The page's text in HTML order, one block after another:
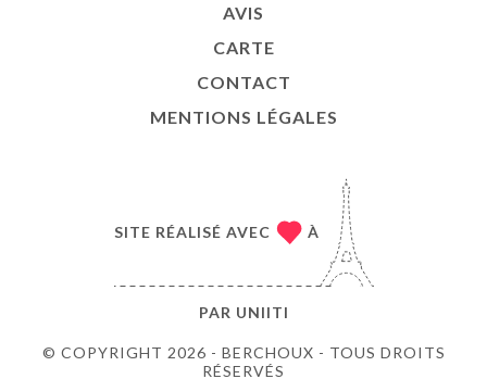
AVIS
CARTE
CONTACT
MENTIONS LÉGALES
© COPYRIGHT 2026 - BERCHOUX - TOUS DROITS
RÉSERVÉS
SITE RÉALISÉ AVEC À
PAR UNIITI